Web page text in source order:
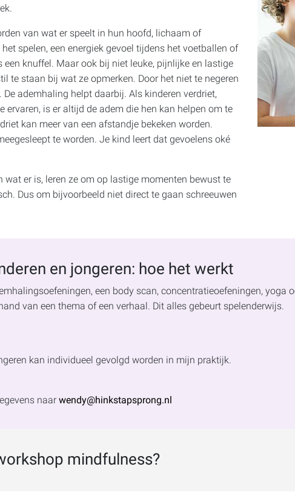
van wat er speelt in hun hoofd, lichaam of
spelen, een energiek gevoel tijdens het voetballen of
een knuffel. Maar ook bij niet leuke, pijnlijke en lastige
te staan bij wat ze opmerken. Door het niet te negeren
ademhaling helpt daarbij. Als kinderen verdriet,
ervaren, is er altijd de adem die hen kan helpen om te
kan meer van een afstandje bekeken worden.
te worden. Je kind leert dat gevoelens oké
er is, leren ze om op lastige momenten bewust te
Dus om bijvoorbeeld niet direct te gaan schreeuwen
en jongeren: hoe het werkt
een body scan, concentratieoefeningen, yoga
van een thema of een verhaal. Dit alles gebeurt spelenderwijs.
kan individueel gevolgd worden in mijn praktijk.
naar wendy@hinkstapsprong.nl
mindfulness?